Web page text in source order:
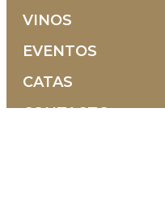
VINOS
EVENTOS
CATAS
CONTACTO